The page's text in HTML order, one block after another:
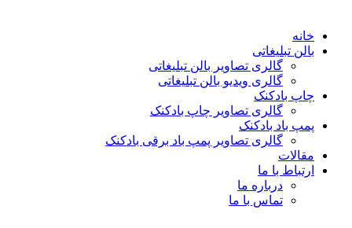
خانه
بالن تبلیغاتی
گالری تصاویر بالن تبلیغاتی
گالری ویدیو بالن تبلیغاتی
چاپ بادکنک
گالری تصاویر چاپ بادکنک
پمپ باد بادکنک
گالری تصاویر پمپ باد برقی بادکنک
مقالات
ارتباط با ما
درباره ما
تماس با ما